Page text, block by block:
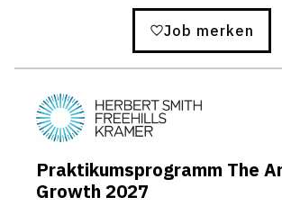
Job merken
Praktikumsprogramm The
Growth 2027